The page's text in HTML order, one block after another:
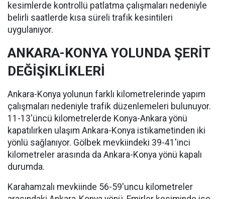
kesimlerde kontrollü patlatma çalışmaları nedeniyle
belirli saatlerde kısa süreli trafik kesintileri
uygulanıyor.
ANKARA-KONYA YOLUNDA ŞERİT
DEĞİŞİKLİKLERİ
Ankara-Konya yolunun farklı kilometrelerinde yapım
çalışmaları nedeniyle trafik düzenlemeleri bulunuyor.
11-13'üncü kilometrelerde Konya-Ankara yönü
kapatılırken ulaşım Ankara-Konya istikametinden iki
yönlü sağlanıyor. Gölbek mevkiindeki 39-41'inci
kilometreler arasında da Ankara-Konya yönü kapalı
durumda.
Karahamzalı mevkiinde 56-59'uncu kilometreler